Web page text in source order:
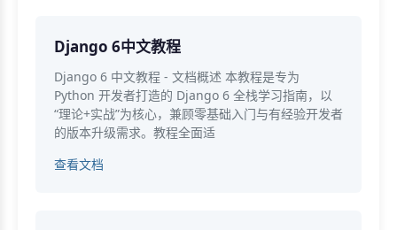
Django 6中文教程
Django 6 中文教程 - 文档概述 本教程是专为
Python 开发者打造的 Django 6 全栈学习指南，以
“理论+实战”为核心，兼顾零基础入门与有经验开发者
的版本升级需求。教程全面适
查看文档